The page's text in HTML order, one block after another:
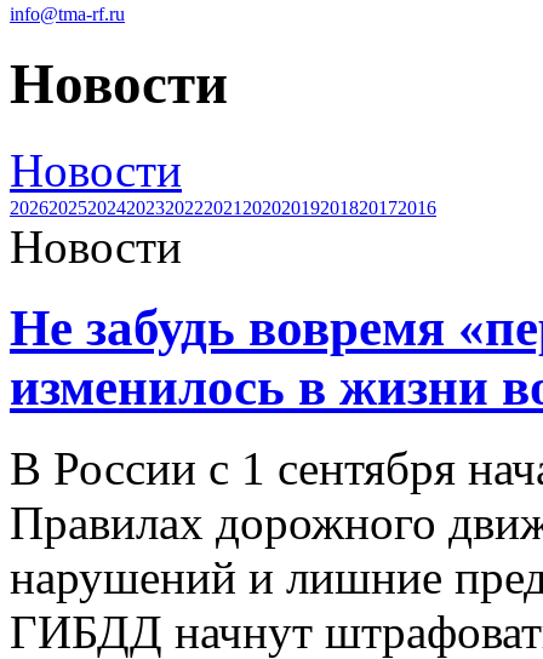
info@tma-rf.ru
Новости
Новости
202620252024202320222021 20202019201820172016
Новости
Не забудь вовремя
изменилось в жизни
В России с 1 сентября
Правилах дорожного
нарушений и лишние
ГИБДД начнут